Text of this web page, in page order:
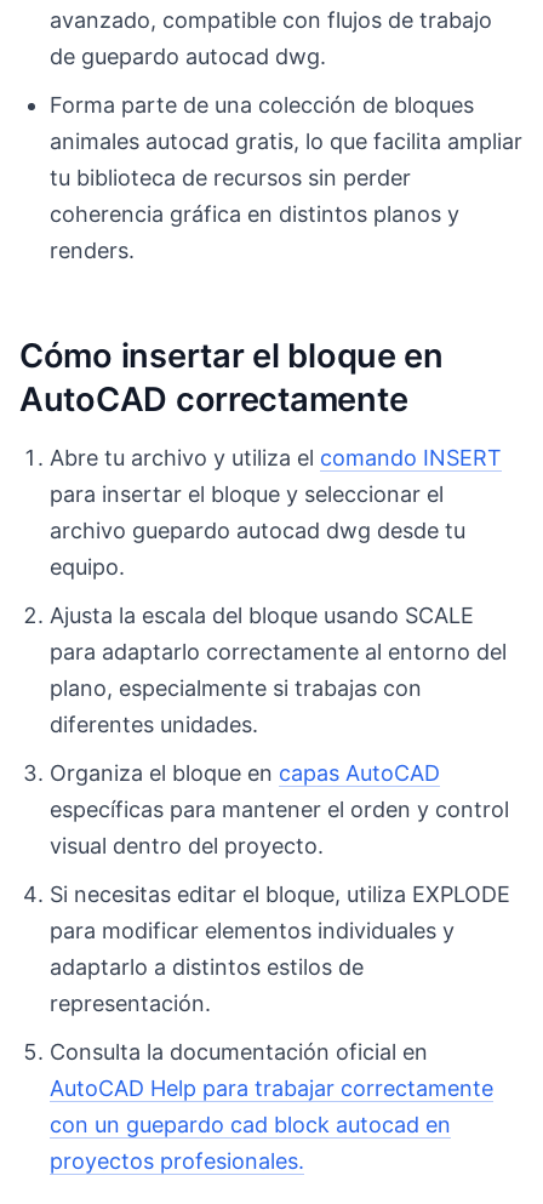
avanzado, compatible con flujos de trabajo
de guepardo autocad dwg.
Forma parte de una colección de bloques
animales autocad gratis, lo que facilita ampliar
tu biblioteca de recursos sin perder
coherencia gráfica en distintos planos y
renders.
Cómo insertar el bloque en
AutoCAD correctamente
Abre tu archivo y utiliza el comando INSERT
para insertar el bloque y seleccionar el
archivo guepardo autocad dwg desde tu
equipo.
Ajusta la escala del bloque usando SCALE
para adaptarlo correctamente al entorno del
plano, especialmente si trabajas con
diferentes unidades.
Organiza el bloque en capas AutoCAD
específicas para mantener el orden y control
visual dentro del proyecto.
Si necesitas editar el bloque, utiliza EXPLODE
para modificar elementos individuales y
adaptarlo a distintos estilos de
representación.
Consulta la documentación oficial en
AutoCAD Help para trabajar correctamente
con un guepardo cad block autocad en
proyectos profesionales.